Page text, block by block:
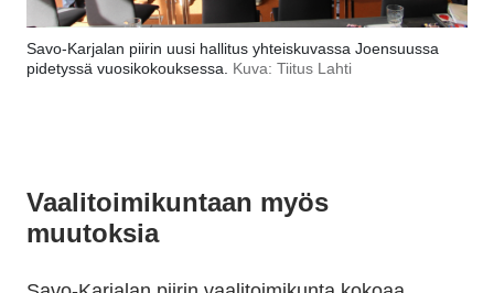
Savo-Karjalan piirin uusi hallitus yhteiskuvassa Joensuussa
pidetyssä vuosikokouksessa. Kuva: Tiitus Lahti
Vaalitoimikuntaan myös
muutoksia